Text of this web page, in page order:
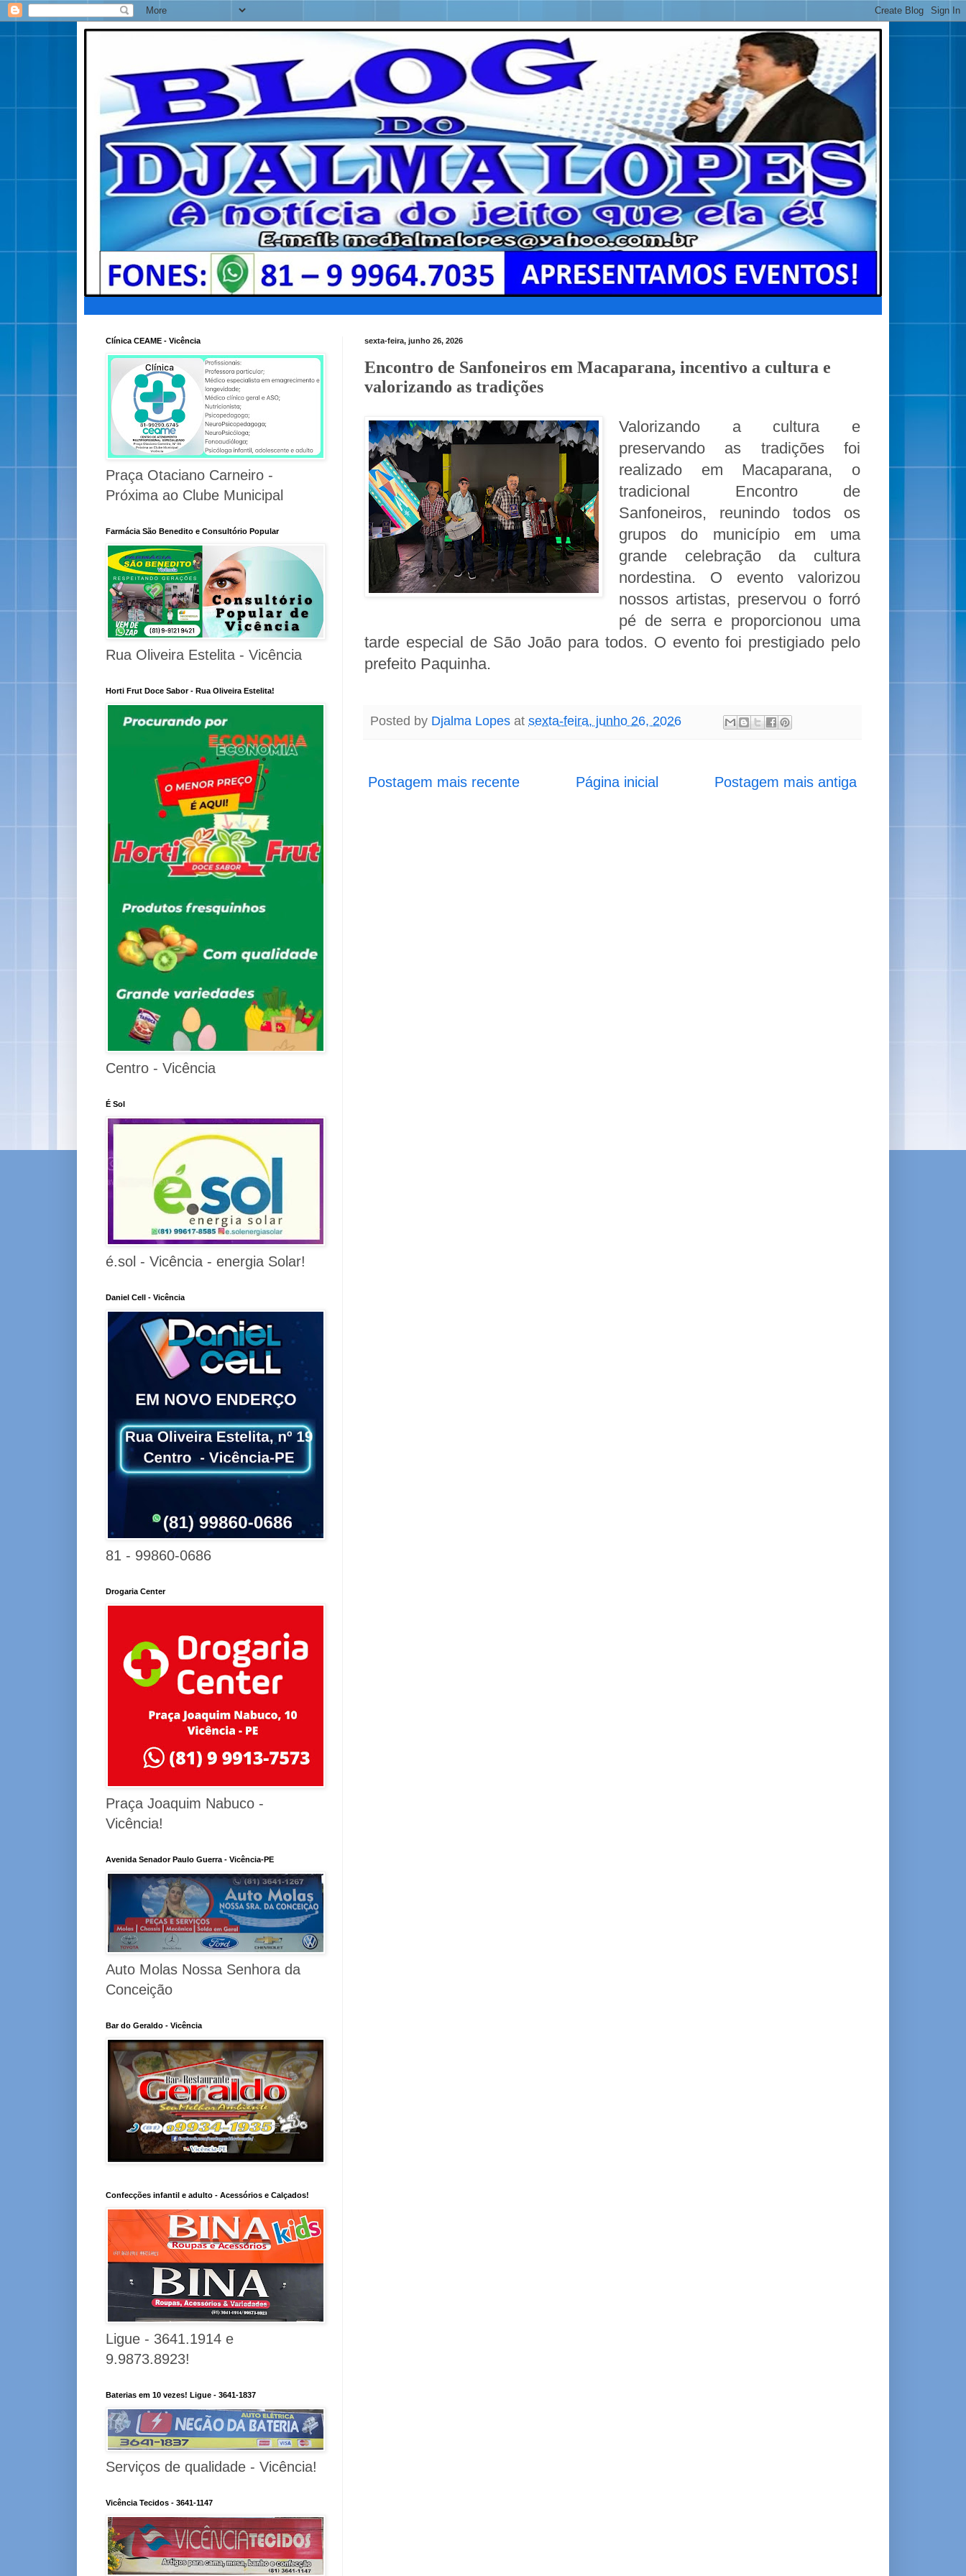
sexta-feira, junho 26, 2026
Encontro de Sanfoneiros em Macaparana, incentivo a cultura e
valorizando as tradições
Valorizando a cultura e
preservando as tradições foi
realizado em Macaparana, o
tradicional Encontro de
Sanfoneiros, reunindo todos os
grupos do município em uma
grande celebração da cultura
nordestina. O evento valorizou
nossos artistas, preservou o forró
pé de serra e proporcionou uma
tarde especial de São João para todos. O evento foi prestigiado pelo
prefeito Paquinha.
Posted by Djalma Lopes at sexta-feira, junho 26, 2026
Postagem mais recente Postagem mais antiga
Página inicial
Clínica CEAME - Vicência
Praça Otaciano Carneiro -
Próxima ao Clube Municipal
Farmácia São Benedito e Consultório Popular
Rua Oliveira Estelita - Vicência
Horti Frut Doce Sabor - Rua Oliveira Estelita!
Centro - Vicência
É Sol
é.sol - Vicência - energia Solar!
Daniel Cell - Vicência
81 - 99860-0686
Drogaria Center
Praça Joaquim Nabuco -
Vicência!
Avenida Senador Paulo Guerra - Vicência-PE
Auto Molas Nossa Senhora da
Conceição
Bar do Geraldo - Vicência
Confecções infantil e adulto - Acessórios e Calçados!
Ligue - 3641.1914 e
9.9873.8923!
Baterias em 10 vezes! Ligue - 3641-1837
Serviços de qualidade - Vicência!
Vicência Tecidos - 3641-1147